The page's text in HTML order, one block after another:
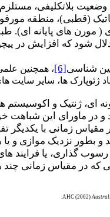
وضعیت بلاتکلیفی،
(قطبی)، منطقه
مورن های پایانه ای).
شود که افزایش در
شناسی[6]، همچنین
ژئوپارک ها، سایر سایت
ای، ژنتیک و
در ماورای این شباهت
زمانی با یکدیگر
مدت طولانی فعال نیستند و بطور
گذاری، یا فرایند
در مقیاس زمانی چند
AHC (2002)